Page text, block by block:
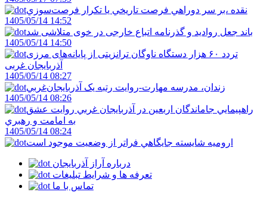
نقده ،بر سر دوراهي فرصت تاريخي يا تکرار فرصت‌سوزي
1405/05/14 14:52
باند جعل روادید و گذرنامه اتباع خارجی در خوی متلاشی شد
1405/05/14 14:50
تردد ۶۰ هزار دستگاه ناوگان ترانزیتی از پایانه‌های مرزی
آذربایجان ‌غربی
1405/05/14 08:27
زندان، مدرسه مهارت-روايت رتبه يک آذربايجان‌غربي
1405/05/14 08:26
راهپيمايي جاماندگان اربعين در آذربايجان غربي روايت عشق
به امامت و رهبري
1405/05/14 08:24
اروميه شايسته جايگاهي فراتر از وضعيت موجود است
درباره آراز آذربایجان
تعرفه ها و شرایط تبلیغات
تماس با ما